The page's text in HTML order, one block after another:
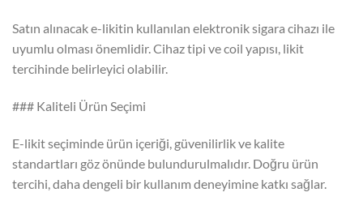
Satın alınacak e-likitin kullanılan elektronik sigara cihazı ile
uyumlu olması önemlidir. Cihaz tipi ve coil yapısı, likit
tercihinde belirleyici olabilir.
### Kaliteli Ürün Seçimi
E-likit seçiminde ürün içeriği, güvenilirlik ve kalite
standartları göz önünde bulundurulmalıdır. Doğru ürün
tercihi, daha dengeli bir kullanım deneyimine katkı sağlar.